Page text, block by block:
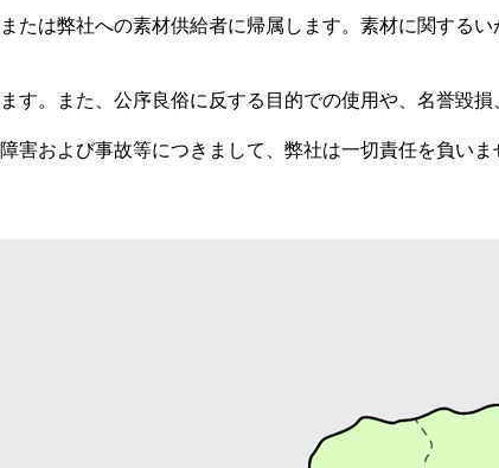
たは弊社への素材供給者に帰属します。素材に関する
す。また、公序良俗に反する目的での使用や、名誉毀
害および事故等につきまして、弊社は一切責任を負いま